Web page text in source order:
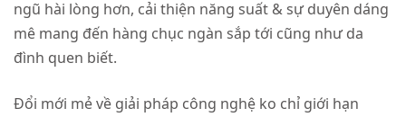
ngũ hài lòng hơn, cải thiện năng suất & sự duyên dáng
mê mang đến hàng chục ngàn sắp tới cũng như da
đình quen biết.
Đổi mới mẻ về giải pháp công nghệ ko chỉ giới hạn